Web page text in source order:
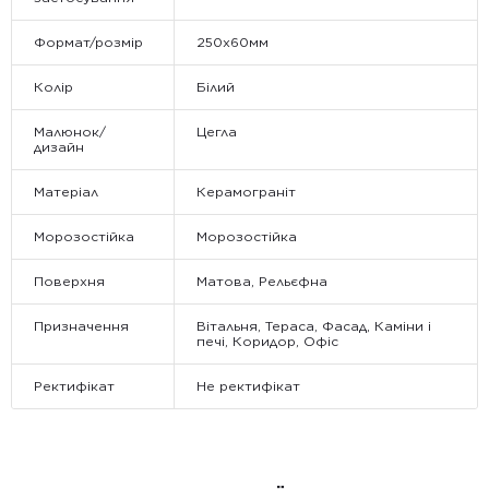
Формат/розмір 250x60мм
Колір Білий
Малюнок/
дизайн
Цегла
Матеріал Керамограніт
Морозостійка Морозостійка
Поверхня Матова, Рельєфна
Призначення
Вітальня, Тераса, Фасад, Каміни і
печі, Коридор, Офіс
Ректифікат Не ректифікат